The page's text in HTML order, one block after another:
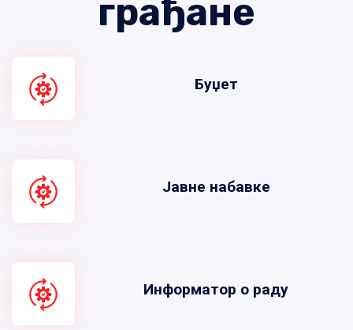
грађане
Буџет
Јавне набавке
Информатор о раду